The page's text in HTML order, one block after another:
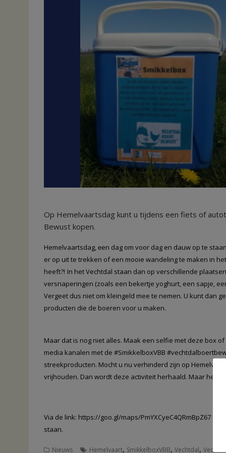
Op Hemelvaartsdag kunt u tijdens een fiets of
Bewust kopen.
Hemelvaartsdag, een dag om voor dag en dauw op te
er op uit te trekken of een mooie wandeling te maken in
heeft?! In het Vechtdal staan dan op verschillende
versnaperingen (zoals een bekertje yoghurt, een sapje,
Vergeet dus niet om kleingeld mee te nemen. U kunt dan
producten die de boeren voor u maken.
Maar dat is nog niet alles. Maak een selfie met deze box
media kanalen met de #SmikkelboxVBB
streekproducten. Mocht u nu verhinderd zijn op
vrijhouden. Dan wordt deze activiteit herhaald. Maar het
Via de link: https://goo.gl/maps/PmYXCyeC4QRmBpZ67
staan.
Nieuws Hemelvaart, SmikkelboxVBB, Vechtdal,